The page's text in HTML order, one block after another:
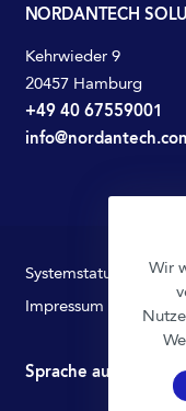
NORDANTECH
Kehrwieder 9
20457 Hamburg
+49 40 67559001
Systemstatus
Impressum
Sprache auswählen
Wir